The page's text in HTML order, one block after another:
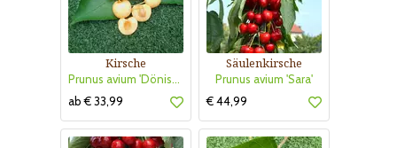
Kirsche
Prunus avium 'Dönissens Gelbe Knorpelkirsche'
ab € 33,99
Säulenkirsche
Prunus avium 'Sara'
€ 44,99